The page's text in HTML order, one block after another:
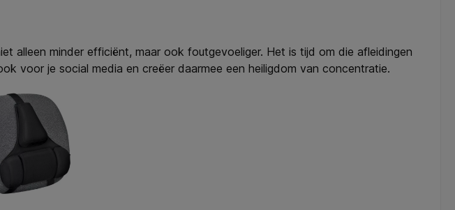
alleen minder efficiënt, maar ook foutgevoeliger. Het is tijd om die afleidingen
voor je social media en creëer daarmee een heiligdom van concentratie.